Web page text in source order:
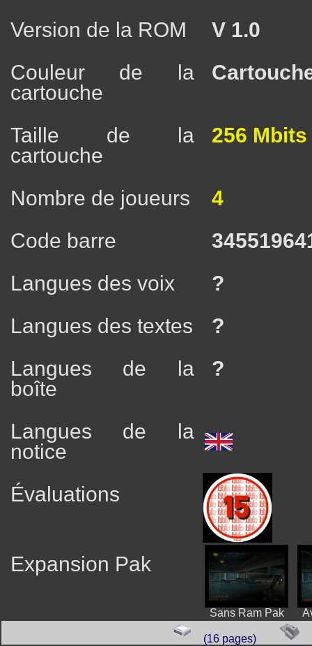
Version de la ROM
V 1.0
Couleur de la
cartouche
Taille de la
cartouche
256 Mbits
Nombre de joueurs
4
Code barre
Langues des voix
?
Langues des textes
?
Langues de la
boîte
?
Langues de la
notice
Évaluations
Expansion Pak
Sans Ram Pak
(16 pages)